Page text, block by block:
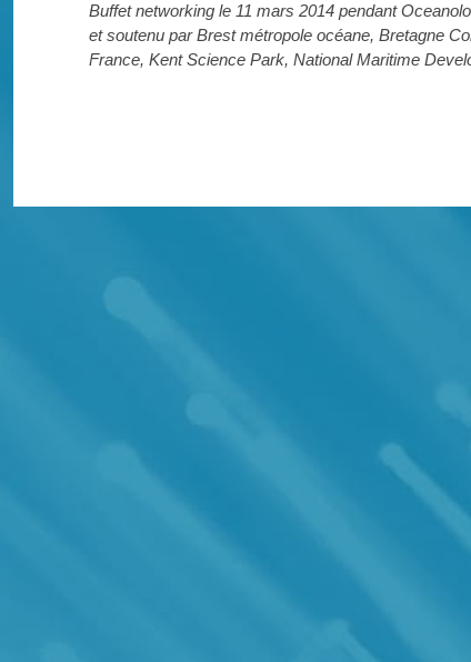
Buffet networking le 11 mars 2014 pendant
et soutenu par Brest métropole océane, Bretagne
France, Kent Science Park, National Maritime